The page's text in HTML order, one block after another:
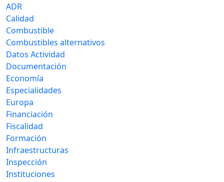
ADR
Calidad
Combustible
Combustibles alternativos
Datos Actividad
Documentación
Economía
Especialidades
Europa
Financiación
Fiscalidad
Formación
Infraestructuras
Inspección
Instituciones